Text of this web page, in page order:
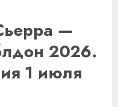
—
2026.
1 июля